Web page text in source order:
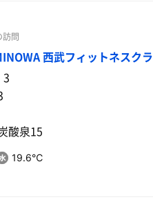
訪問
西武フィットネスク
酸泉15
19.6℃